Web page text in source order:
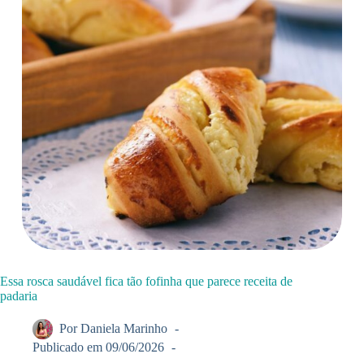
Essa rosca saudável fica tão fofinha que parece receita de
padaria
Por Daniela Marinho
Publicado em 09/06/2026